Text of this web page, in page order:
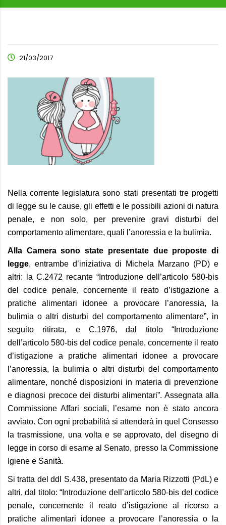
21/03/2017
Nella corrente legislatura sono stati presentati tre progetti
di legge su le cause, gli effetti e le possibili azioni di natura
penale, e non solo, per prevenire gravi disturbi del
comportamento alimentare, quali l’anoressia e la bulimia.
Alla Camera sono state presentate due proposte di
legge, entrambe d’iniziativa di Michela Marzano (PD) e
altri: la C.2472 recante “Introduzione dell’articolo 580-bis
del codice penale, concernente il reato d’istigazione a
pratiche alimentari idonee a provocare l’anoressia, la
bulimia o altri disturbi del comportamento alimentare”, in
seguito ritirata, e C.1976, dal titolo “Introduzione
dell’articolo 580-bis del codice penale, concernente il reato
d’istigazione a pratiche alimentari idonee a provocare
l’anoressia, la bulimia o altri disturbi del comportamento
alimentare, nonché disposizioni in materia di prevenzione
e diagnosi precoce dei disturbi alimentari”. Assegnata alla
Commissione Affari sociali, l’esame non è stato ancora
avviato. Con ogni probabilità si attenderà in quel Consesso
la trasmissione, una volta e se approvato, del disegno di
legge in corso di esame al Senato, presso la Commissione
Igiene e Sanità.
Si tratta del ddl S.438, presentato da Maria Rizzotti (PdL) e
altri, dal titolo: “Introduzione dell’articolo 580-bis del codice
penale, concernente il reato d’istigazione al ricorso a
pratiche alimentari idonee a provocare l’anoressia o la